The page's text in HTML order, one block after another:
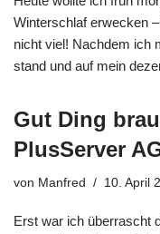
Winterschlaf erwecken
nicht viel! Nachdem ich
stand und auf mein
Gut Ding
PlusServer
von Manfred 10. April
Erst war ich überrascht